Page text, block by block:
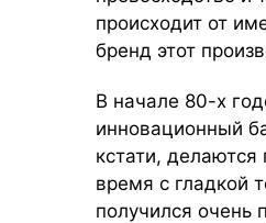
происходит от
бренд этот
В начале 80-х
инновационный
кстати,
время с гладкой
получился очень